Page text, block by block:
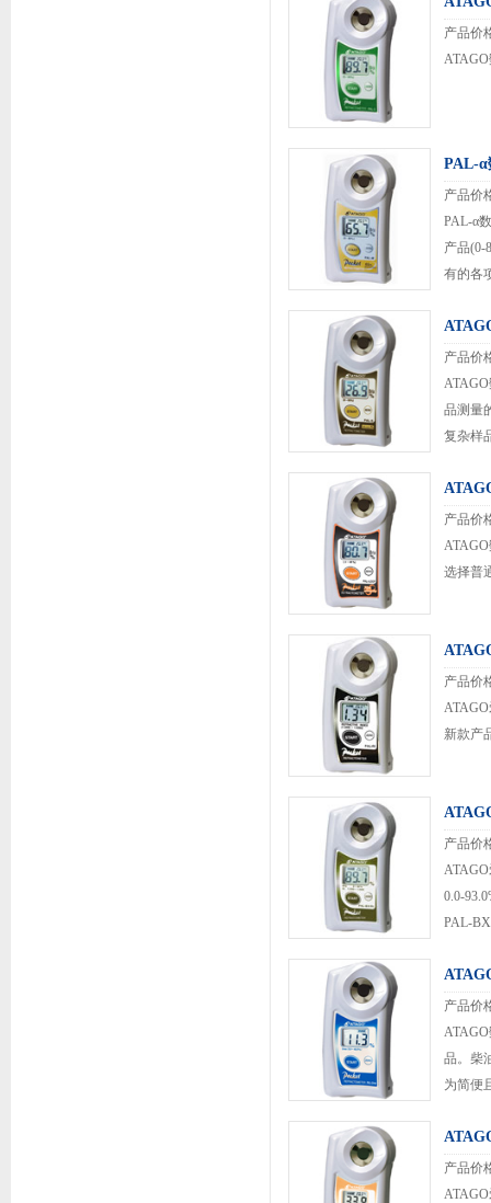
产品价
PAL-α
产品价
PAL-α
产品(0-
有的各
产品价
品测量
复杂样
产品价
选择普
产品价
新款产
产品价
0.0-
PAL-
产品价
品。柴
为简便
的规定
产品价